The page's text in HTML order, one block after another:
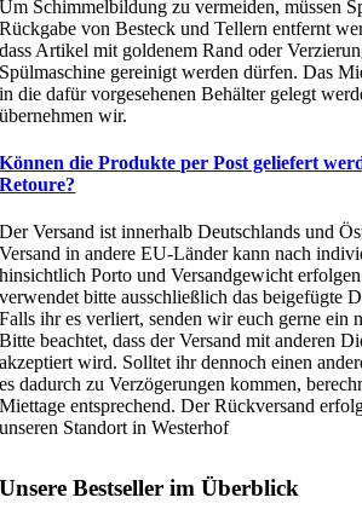
Um Schimmelbildung zu vermeiden, müssen
Rückgabe von Besteck und Tellern entfernt
dass Artikel mit goldenem Rand oder
Spülmaschine gereinigt werden dürfen. Das
in die dafür vorgesehenen Behälter gelegt
übernehmen wir.
Können die Produkte per Post geliefert
Retoure?
Der Versand ist innerhalb Deutschlands und
Versand in andere EU-Länder kann nach
hinsichtlich Porto und Versandgewicht
verwendet bitte ausschließlich das beigefügte
Falls ihr es verliert, senden wir euch gerne ein
Bitte beachtet, dass der Versand mit anderen
akzeptiert wird. Solltet ihr dennoch einen
es dadurch zu Verzögerungen kommen,
Miettage entsprechend. Der Rückversand
unseren Standort in Westerhof
Unsere Bestseller im Überblick